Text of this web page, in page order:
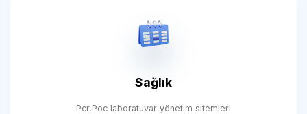
Sağlık
Pcr,Poc laboratuvar yönetim sitemleri